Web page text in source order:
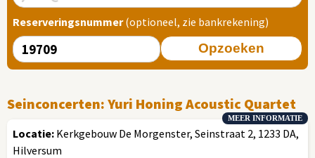
Reserveringsnummer(optioneel, zie bankrekening)
Opzoeken
Seinconcerten: Yuri Honing Acoustic Quartet
MEER INFORMATIE
Locatie: Kerkgebouw De Morgenster, Seinstraat 2, 1233 DA,
Hilversum